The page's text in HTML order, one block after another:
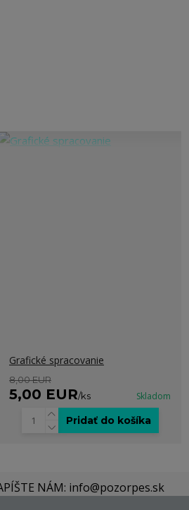
Grafické spracovanie
8,00 EUR
5,00 EUR/ks Skladom
Pridať do košíka
NÁM: info@pozorpes.sk